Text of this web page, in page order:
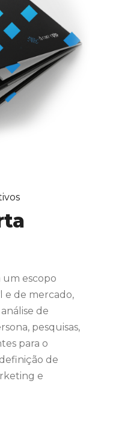
escopo
e de mercado,
de
pesquisas,
para o
de
e